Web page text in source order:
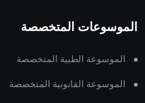
الموسوعات المتخصصة
الموسوعة الطبية المتخصصة
الموسوعة القانونية المتخصصة